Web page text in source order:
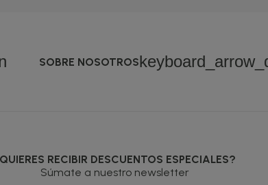
SOBRE NOSOTROS
RECIBIR DESCUENTOS ESPECIALES?
Súmate a nuestro newsletter